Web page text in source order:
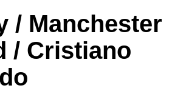
/ Manchester
/ Cristiano